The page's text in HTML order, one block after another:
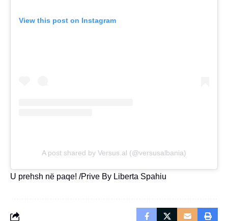
View this post on Instagram
A post shared by Versus.al (@versusalbania)
U prehsh në paqe! /Prive By Liberta Spahiu